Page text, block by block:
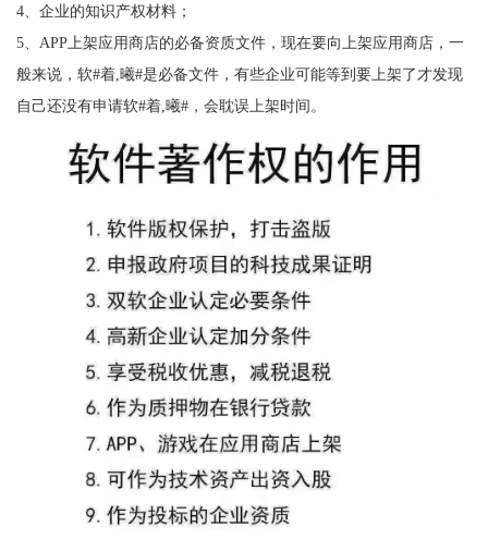
4、企业的知识产权材料；
5、APP上架应用商店的必备资质文件，现在要向上架应用商店，一
般来说，软#着,曦#是必备文件，有些企业可能等到要上架了才发现
自己还没有申请软#着,曦#，会耽误上架时间。